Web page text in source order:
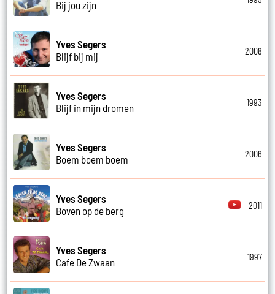
Bij jou zijn
Yves Segers
Blijf bij mij
2008
Yves Segers
Blijf in mijn dromen
1993
Yves Segers
Boem boem boem
2006
Yves Segers
Boven op de berg
2011
Yves Segers
Cafe De Zwaan
1997